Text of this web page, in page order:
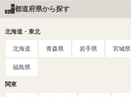
都道府県から探す
北海道・東北
北海道 青森県 岩手県 宮城県
福島県
関東